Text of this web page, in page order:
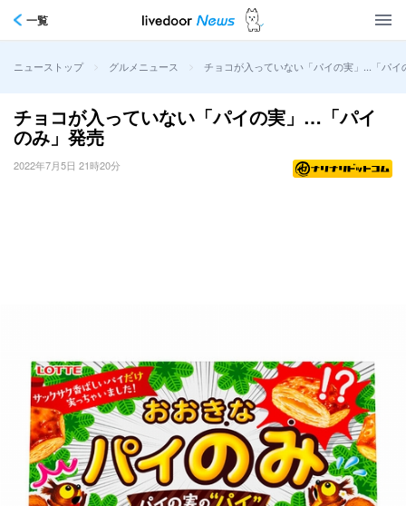
一覧
ニューストップ > グルメニュース > チョコが入っていない「パイの実」…「パイ
チョコが入っていない「パイの実」…「パイ
のみ」発売
2022年7月5日 21時20分